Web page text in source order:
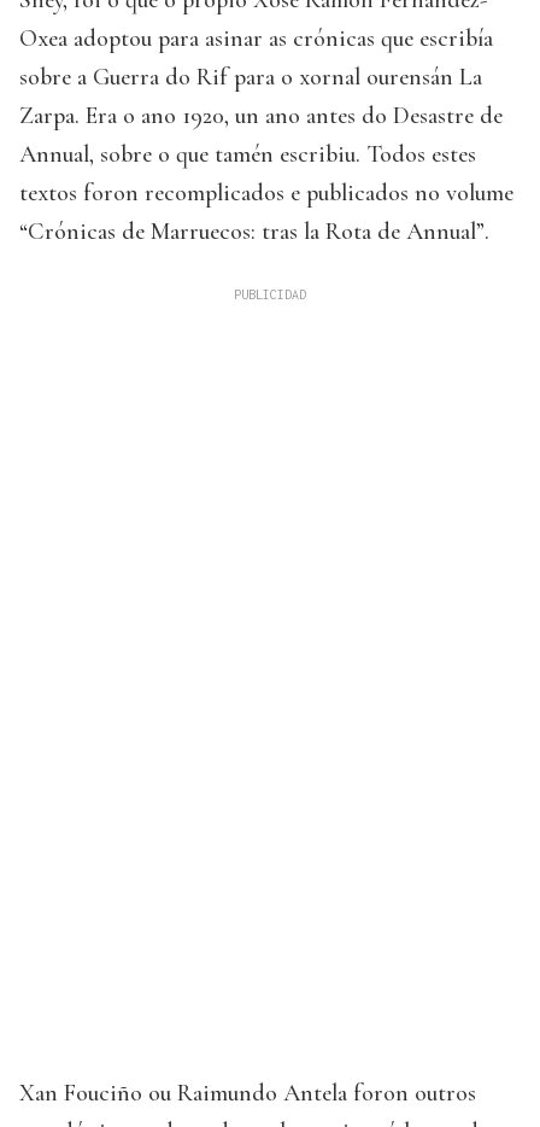
Oxea adoptou para asinar as crónicas que escribía
sobre a Guerra do Rif para o xornal ourensán La
Zarpa. Era o ano 1920, un ano antes do Desastre de
Annual, sobre o que tamén escribiu. Todos estes
textos foron recomplicados e publicados no volume
“Crónicas de Marruecos: tras la Rota de Annual”.
Xan Fouciño ou Raimundo Antela foron outros